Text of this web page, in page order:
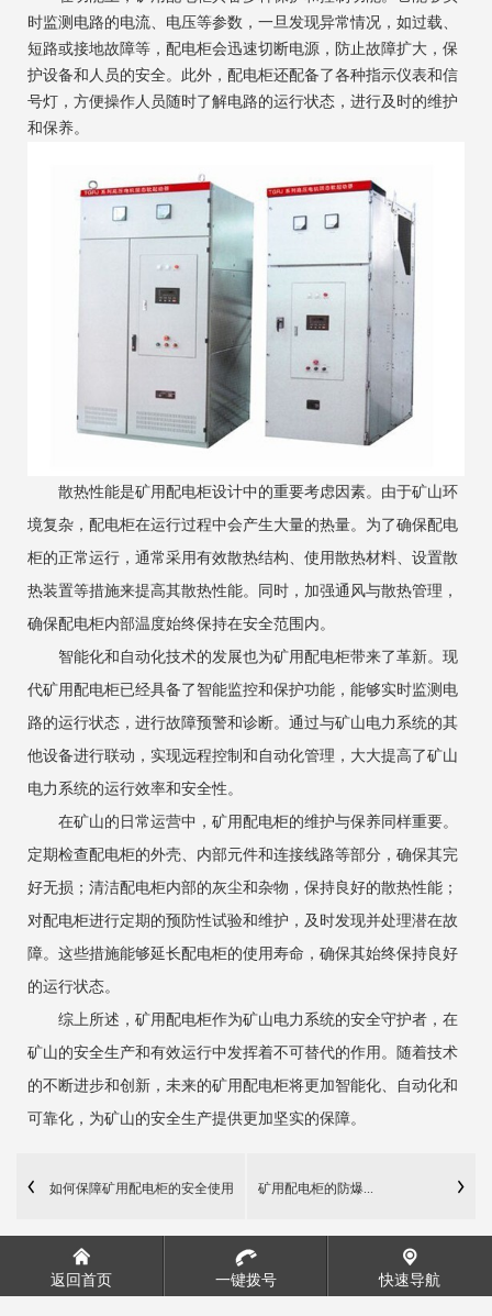
时监测电路的电流、电压等参数，一旦发现异常情况，如过载、
短路或接地故障等，配电柜会迅速切断电源，防止故障扩大，保
护设备和人员的安全。此外，配电柜还配备了各种指示仪表和信
号灯，方便操作人员随时了解电路的运行状态，进行及时的维护
和保养。
散热性能是矿用配电柜设计中的重要考虑因素。由于矿山环
境复杂，配电柜在运行过程中会产生大量的热量。为了确保配电
柜的正常运行，通常采用有效散热结构、使用散热材料、设置散
热装置等措施来提高其散热性能。同时，加强通风与散热管理，
确保配电柜内部温度始终保持在安全范围内。
智能化和自动化技术的发展也为矿用配电柜带来了革新。现
代矿用配电柜已经具备了智能监控和保护功能，能够实时监测电
路的运行状态，进行故障预警和诊断。通过与矿山电力系统的其
他设备进行联动，实现远程控制和自动化管理，大大提高了矿山
电力系统的运行效率和安全性。
在矿山的日常运营中，矿用配电柜的维护与保养同样重要。
定期检查配电柜的外壳、内部元件和连接线路等部分，确保其完
好无损；清洁配电柜内部的灰尘和杂物，保持良好的散热性能；
对配电柜进行定期的预防性试验和维护，及时发现并处理潜在故
障。这些措施能够延长配电柜的使用寿命，确保其始终保持良好
的运行状态。
综上所述，矿用配电柜作为矿山电力系统的安全守护者，在
矿山的安全生产和有效运行中发挥着不可替代的作用。随着技术
的不断进步和创新，未来的矿用配电柜将更加智能化、自动化和
可靠化，为矿山的安全生产提供更加坚实的保障。
如何保障矿用配电柜的安全使用 矿用配电柜的防爆...
返回首页 一键拨号 快速导航